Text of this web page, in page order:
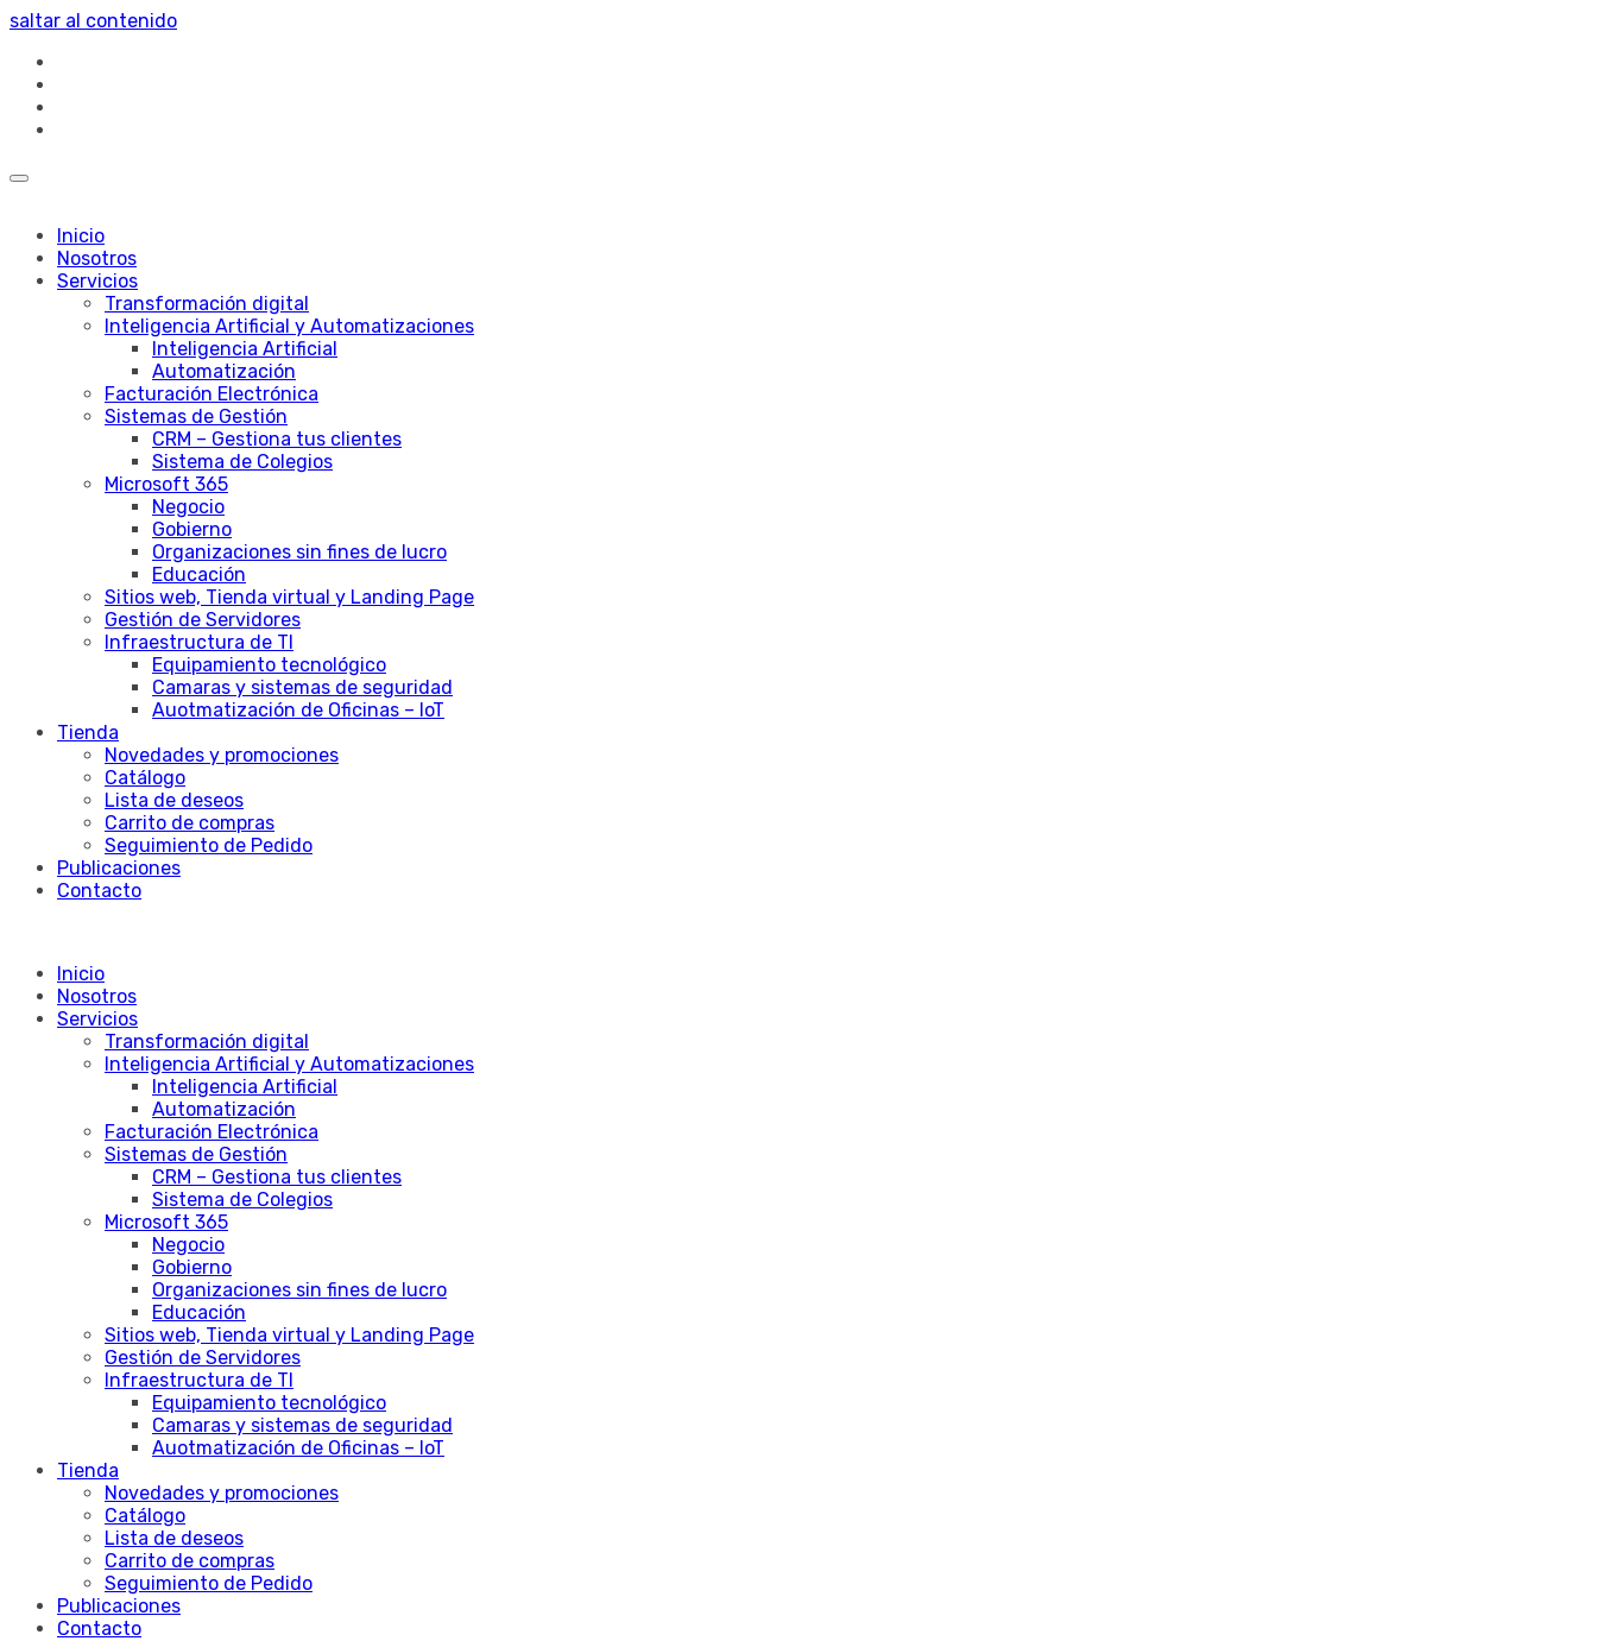
saltar al contenido
Inicio
Nosotros
Servicios
Transformación digital
Inteligencia Artificial y Automatizaciones
Inteligencia Artificial
Automatización
Facturación Electrónica
Sistemas de Gestión
CRM – Gestiona tus clientes
Sistema de Colegios
Microsoft 365
Negocio
Gobierno
Organizaciones sin fines de lucro
Educación
Sitios web, Tienda virtual y Landing Page
Gestión de Servidores
Infraestructura de TI
Equipamiento tecnológico
Camaras y sistemas de seguridad
Auotmatización de Oficinas – IoT
Tienda
Novedades y promociones
Catálogo
Lista de deseos
Carrito de compras
Seguimiento de Pedido
Publicaciones
Contacto
Inicio
Nosotros
Servicios
Transformación digital
Inteligencia Artificial y Automatizaciones
Inteligencia Artificial
Automatización
Facturación Electrónica
Sistemas de Gestión
CRM – Gestiona tus clientes
Sistema de Colegios
Microsoft 365
Negocio
Gobierno
Organizaciones sin fines de lucro
Educación
Sitios web, Tienda virtual y Landing Page
Gestión de Servidores
Infraestructura de TI
Equipamiento tecnológico
Camaras y sistemas de seguridad
Auotmatización de Oficinas – IoT
Tienda
Novedades y promociones
Catálogo
Lista de deseos
Carrito de compras
Seguimiento de Pedido
Publicaciones
Contacto